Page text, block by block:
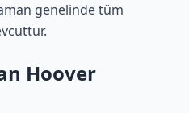
genelinde tüm
Hoover